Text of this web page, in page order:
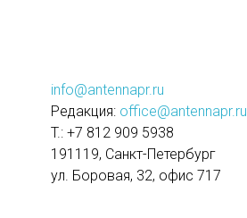
info@antennapr.ru
Редакция: office@antennapr.ru
T.: +7 812 909 5938
191119, Санкт-Петербург
ул. Боровая, 32, офис 717